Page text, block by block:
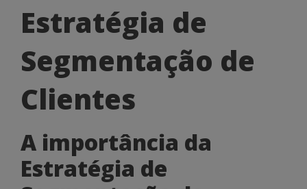
Estratégia
de
Segmentação
de
Clientes
Estratégia de
Segmentação de
Clientes
A importância da
Estratégia de